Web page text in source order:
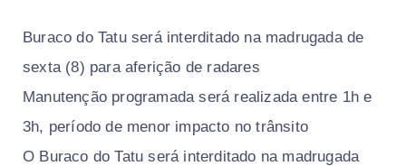
Buraco do Tatu será interditado na madrugada de
sexta (8) para aferição de radares
Manutenção programada será realizada entre 1h e
3h, período de menor impacto no trânsito
O Buraco do Tatu será interditado na madrugada